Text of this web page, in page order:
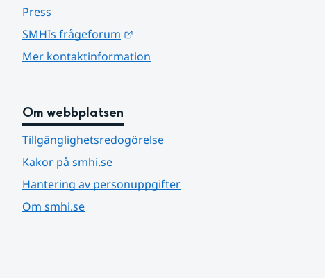
Press
SMHIs frågeforum
Mer kontaktinformation
Om webbplatsen
Tillgänglighetsredogörelse
Kakor på smhi.se
Hantering av personuppgifter
Om smhi.se